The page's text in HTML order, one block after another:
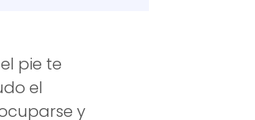
pie te
el
y